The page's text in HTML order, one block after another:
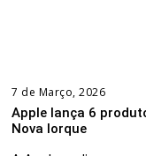
7 de Março, 2026
Apple lança 6
Nova Iorque